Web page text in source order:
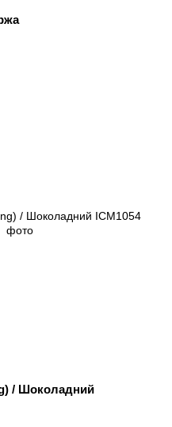
/ Шоколадний